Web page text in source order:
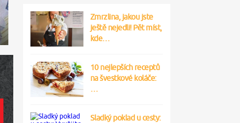
Zmrzlina, jakou jste
ještě nejedli! Pět míst,
kde…
10 nejlepších receptů
na švestkové koláče:
…
Sladký poklad u cesty: